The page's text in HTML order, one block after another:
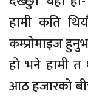
हामी कति
कम्प्रोमाइज
हो भने हामी त
आठ हजारको